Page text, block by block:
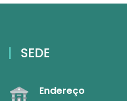
SEDE
Endereço